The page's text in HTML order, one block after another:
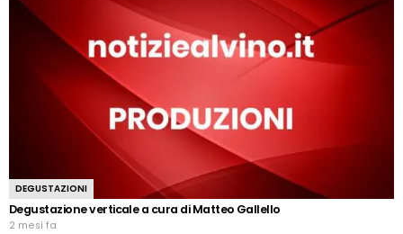
DEGUSTAZIONI
Degustazione verticale a cura di Matteo Gallello
2 mesi fa